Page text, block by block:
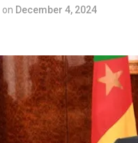
on December 4, 2024